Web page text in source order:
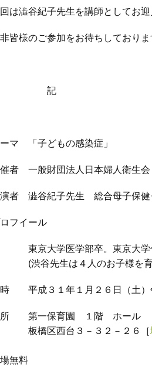
は澁谷紀子先生を講師としてお
皆様のご参加をお待ちしておりま
マ 「子どもの感染症」
者 一般財団法人日本婦人衛生
者 澁谷紀子先生 総合母子保健
フイール
京大学医学部卒。東京大学付属
谷先生は４人のお子様を育
時 平成３１年１月２６日（土）
所 第一保育園 １階 ホール
橋区西台３－３２－２６［
無料